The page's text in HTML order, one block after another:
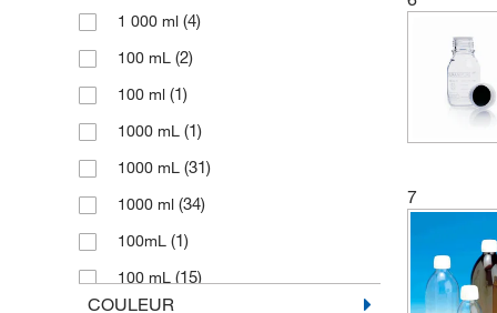
Verre (129)
Verre (type 1)
Verre (type 3)
Verre Duran
Verre avec revêtement en plastique
(1)
Verre borosilicaté
Verre borosilicaté (3.3)
Verre borosilicaté (3.3),
1 000 ml (4)
100 mL (2)
100 ml (1)
1000 mL (1)
1000 mL (31)
1000 ml (34)
100mL (1)
100 mL (15)
COULEUR
7